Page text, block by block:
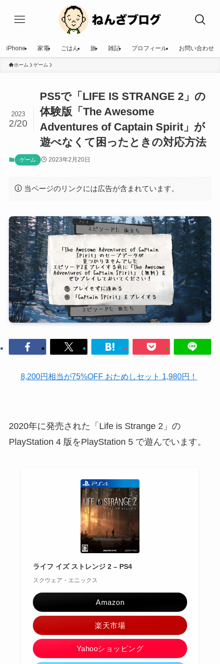
iPhone 家電 ごはん 旅 雑記 プロフィール お問い合わせ
ホーム ゲーム
PS5で「LIFE IS STRANGE 2」の
体験版「The Awesome
Adventures of Captain Spirit」が
遊べなくて困ったときの対応方法
2023
2/20
ゲーム 2023年2月20日
当ページのリンクには広告が含まれています。
8,200円相当が75%OFF おためしセット 1,980円！
2020年に発売された「Life is Strange 2」の
PlayStation 4 版をPlayStation 5 で遊んでいます。
ライフ イズ ストレンジ 2 – PS4
スクウェア・エニックス
Amazon
楽天市場
Yahooショッピング